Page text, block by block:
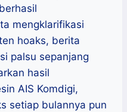
mengklarifikasi
hoaks, berita
palsu sepanjang
hasil
AIS Komdigi,
setiap bulannya pun